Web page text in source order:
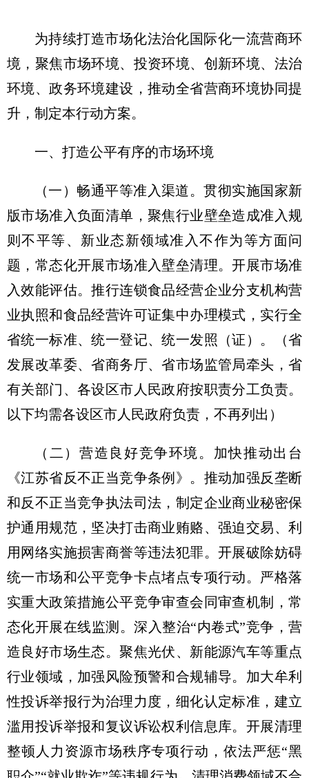
为持续打造市场化法治化国际化一流营商环
境，聚焦市场环境、投资环境、创新环境、法治
环境、政务环境建设，推动全省营商环境协同提
升，制定本行动方案。
一、打造公平有序的市场环境
（一）畅通平等准入渠道。贯彻实施国家新
版市场准入负面清单，聚焦行业壁垒造成准入规
则不平等、新业态新领域准入不作为等方面问
题，常态化开展市场准入壁垒清理。开展市场准
入效能评估。推行连锁食品经营企业分支机构营
业执照和食品经营许可证集中办理模式，实行全
省统一标准、统一登记、统一发照（证）。
（省
发展改革委、省商务厅、省市场监管局牵头，省
有关部门、各设区市人民政府按职责分工负责。
以下均需各设区市人民政府负责，不再列出）
（二）营造良好竞争环境。 加快推动出台
《江苏省反不正当竞争条例》。推动加强反垄断
和反不正当竞争执法司法，制定企业商业秘密保
护通用规范，坚决打击商业贿赂、强迫交易、利
用网络实施损害商誉等违法犯罪。开展破除妨碍
统一市场和公平竞争卡点堵点专项行动。严格落
实重大政策措施公平竞争审查会同审查机制，常
态化开展在线监测。深入整治“内卷式”竞争，营
造良好市场生态。聚焦光伏、新能源汽车等重点
行业领域，加强风险预警和合规辅导。加大牟利
性投诉举报行为治理力度，细化认定标准，建立
滥用投诉举报和复议诉讼权利信息库。开展清理
整顿人力资源市场秩序专项行动，依法严惩“黑